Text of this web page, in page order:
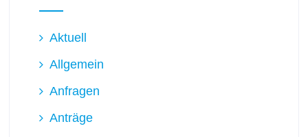
Aktuell
Allgemein
Anfragen
Anträge